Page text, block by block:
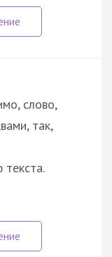
слово,
так,